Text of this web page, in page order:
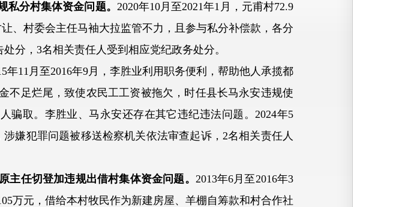
分村集体资金问题。 2020年10月至2021年1月，元甫村72.9
、村委会主任马袖大拉监管不力，且参与私分补偿款，各分
分，3名相关责任人受到相应党纪政务处分。
年11月至2016年9月，李胜业利用职务便利，帮助他人承揽都
不足烂尾，致使农民工工资被拖欠，时任县长马永安违规使
骗取。李胜业、马永安还存在其它违纪违法问题。2024年5
嫌犯罪问题被移送检察机关依法审查起诉，2名相关责任人
任切登加违规出借村集体资金问题。 2013年6月至2016年3
万元，借给本村牧民作为新建房屋、羊棚自筹款和村合作社